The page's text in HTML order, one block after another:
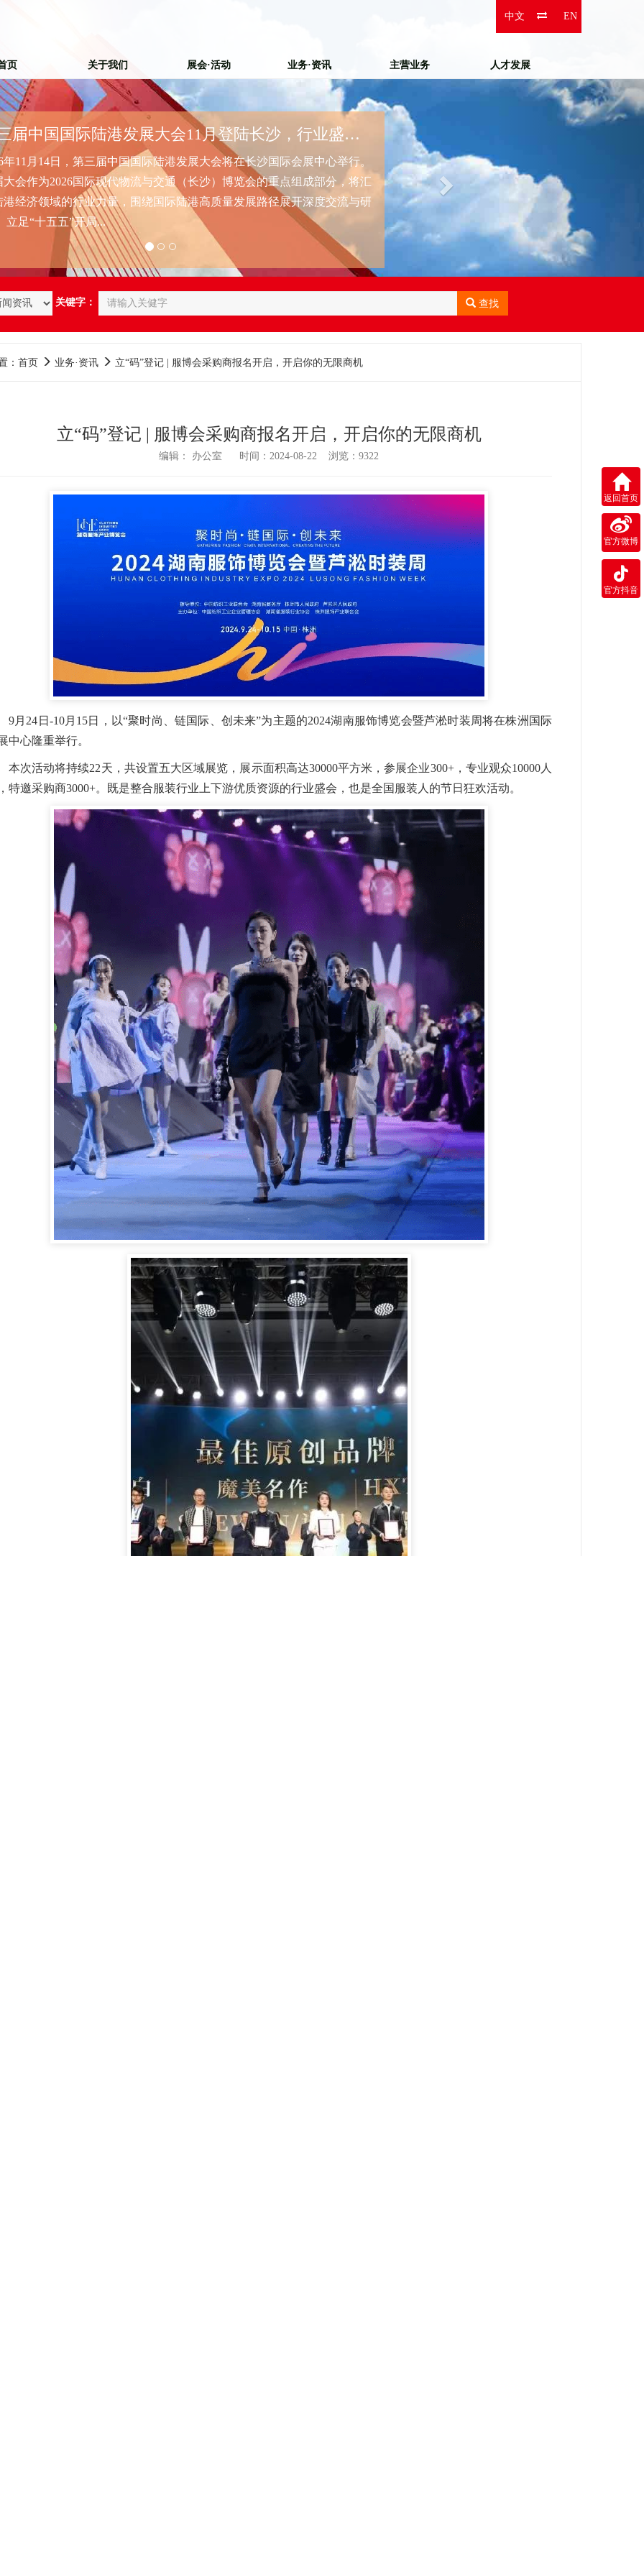
中文 EN
页 关于我们 展会·活动 业务·资讯 主营业务 人才发展
第三届中国国际陆港发展大会11月登陆长沙，行业盛会蓄势待
年11月14日，第三届中国国际陆港发展大会将在长沙国际会展中心举行。
大会作为2026国际现代物流与交通（长沙）博览会的重点组成部分，将汇
港经济领域的行业力量，围绕国际陆港高质量发展路径展开深度交流与研
立足“十五五”开局...
Next
关键字： 查找
：首页 业务·资讯 立“码”登记 | 服博会采购商报名开启，开启你的无限商机
立“码”登记 | 服博会采购商报名开启，开启你的无限商机
编辑： 办公室 时间：2024-08-22 浏览：9322
9月24日-10月15日，以“聚时尚、链国际、创未来”为主题的2024湖南服饰博览会暨芦淞时装周将在株洲国际
中心隆重举行。
本次活动将持续22天，共设置五大区域展览，展示面积高达30000平方米，参展企业300+，专业观众10000人
特邀采购商3000+。既是整合服装行业上下游优质资源的行业盛会，也是全国服装人的节日狂欢活动。
返回首页
官方微博
官方抖音